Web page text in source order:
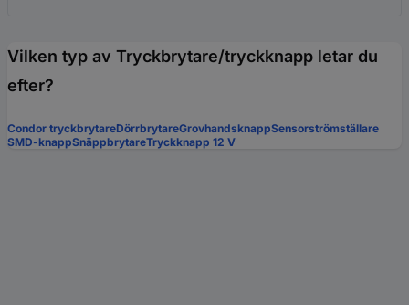
Vilken typ av Tryckbrytare/tryckknapp letar du
efter?
Condor tryckbrytareDörrbrytareGrovhandsknappSensorströmställare
SMD-knappSnäppbrytareTryckknapp 12 V